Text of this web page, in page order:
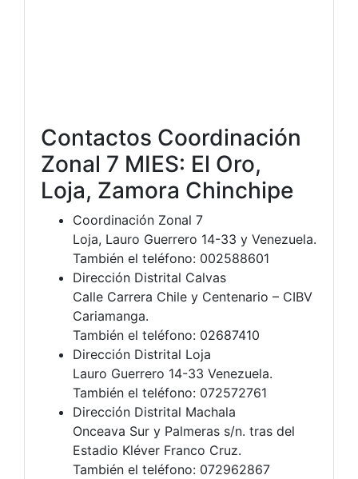
Contactos Coordinación
Zonal 7 MIES: El Oro,
Loja, Zamora Chinchipe
Coordinación Zonal 7
Loja, Lauro Guerrero 14-33 y Venezuela.
También el teléfono: 002588601
Dirección Distrital Calvas
Calle Carrera Chile y Centenario – CIBV
Cariamanga.
También el teléfono: 02687410
Dirección Distrital Loja
Lauro Guerrero 14-33 Venezuela.
También el teléfono: 072572761
Dirección Distrital Machala
Onceava Sur y Palmeras s/n. tras del
Estadio Kléver Franco Cruz.
También el teléfono: 072962867